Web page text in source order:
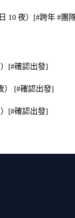
10 夜）[#跨年 #團
）[#確認出發]
） [#確認出發]
）[#確認出發]